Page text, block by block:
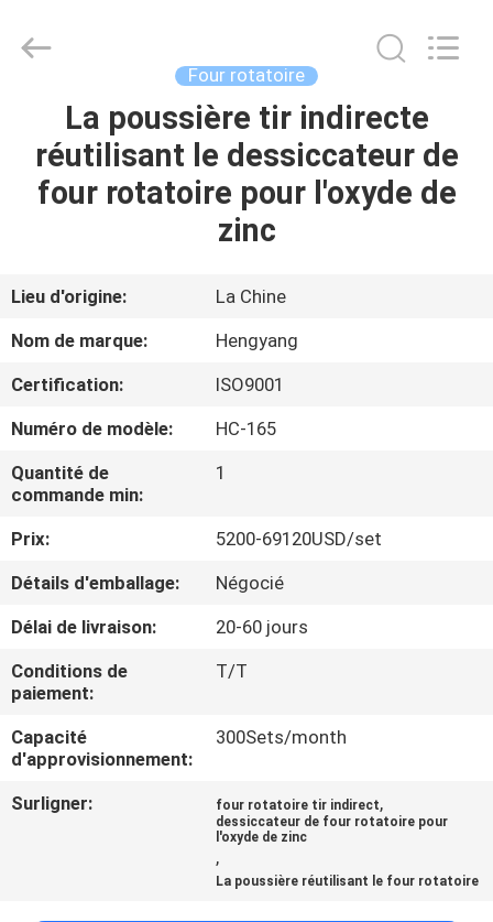
MAISON
PRODUITS
SUJET
DE
NOUS
VISITE
D'USINE
CONTRÔLE
DE
QUALITÉ
CONTACTEZ-
NOUS
NOUVELLES
Zhengzhou
Hengyang
Four rotatoire
La poussière tir indirecte
réutilisant le dessiccateur de
four rotatoire pour l'oxyde de
zinc
Lieu d'origine:
La Chine
Nom de marque:
Hengyang
Certification:
ISO9001
Numéro de modèle:
HC-165
Quantité de
commande min:
1
Prix:
5200-69120USD/set
Détails d'emballage:
Négocié
Délai de livraison:
20-60 jours
Conditions de
paiement:
T/T
Capacité
d'approvisionnement:
300Sets/month
Surligner: four rotatoire tir indirect,
dessiccateur de four rotatoire pour
l'oxyde de zinc
,
La poussière réutilisant le four rotatoire